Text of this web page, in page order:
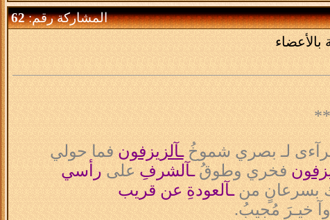
المشاركة رقم:62
**
لـ بصري شموخُ ـآلزيزفون فما حولي
فخري وطوقُ ـآلشرفِ على رأسي
بسرعانٍ من ـآلعودةِ عن قريب
وآ خيـرَ مُجيبُ.